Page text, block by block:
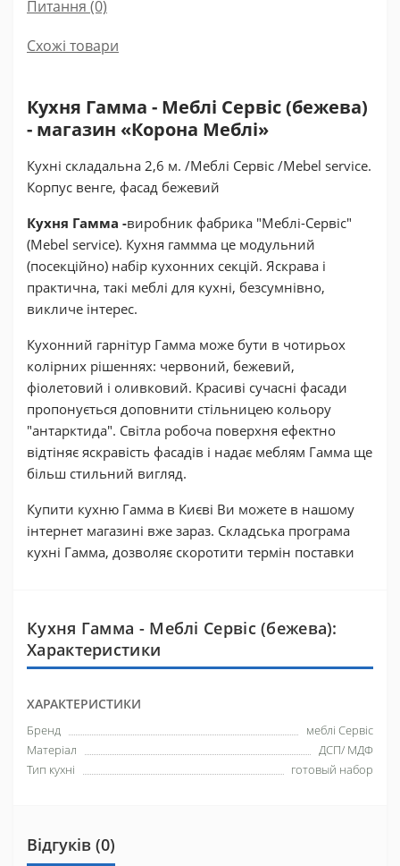
Питання (0)
Схожі товари
Кухня Гамма - Меблі Сервіс (бежева)
- магазин «Корона Меблі»
Кухні складальна 2,6 м. /Меблі Сервіс /Mebel service.
Корпус венге, фасад бежевий
Кухня Гамма -виробник фабрика "Меблі-Сервіс"
(Mebel service). Кухня гаммма це модульний
(посекційно) набір кухонних секцій. Яскрава і
практична, такі меблі для кухні, безсумнівно,
викличе інтерес.
Кухонний гарнітур Гамма може бути в чотирьох
колірних рішеннях: червоний, бежевий,
фіолетовий і оливковий. Красиві сучасні фасади
пропонується доповнити стільницею кольору
"антарктида". Світла робоча поверхня ефектно
відтіняє яскравість фасадів і надає меблям Гамма ще
більш стильний вигляд.
Купити кухню Гамма в Києві Ви можете в нашому
інтернет магазині вже зараз. Складська програма
кухні Гамма, дозволяє скоротити термін поставки
Кухня Гамма - Меблі Сервіс (бежева):
Характеристики
ХАРАКТЕРИСТИКИ
Бренд
меблі Сервіс
Матеріал
ДСП/ МДФ
Тип кухні
готовый набор
Відгуків (0)